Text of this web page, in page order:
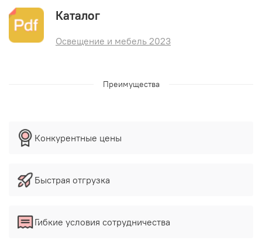
Каталог
Освещение и мебель 2023
Преимущества
Конкурентные цены
Быстрая отгрузка
Гибкие условия сотрудничества